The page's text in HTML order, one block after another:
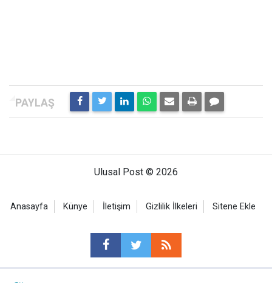
Ulusal Post © 2026
Anasayfa Künye İletişim Gizlilik İlkeleri Sitene Ekle